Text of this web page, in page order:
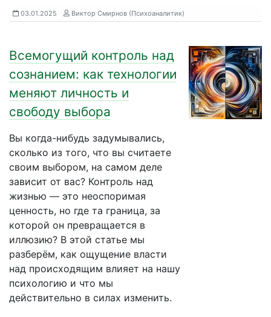
03.01.2025 Виктор Смирнов (Психоаналитик)
Всемогущий контроль над
сознанием: как технологии
меняют личность и
свободу выбора
Вы когда-нибудь задумывались,
сколько из того, что вы считаете
своим выбором, на самом деле
зависит от вас? Контроль над
жизнью — это неоспоримая
ценность, но где та граница, за
которой он превращается в
иллюзию? В этой статье мы
разберём, как ощущение власти
над происходящим влияет на нашу
психологию и что мы
действительно в силах изменить.